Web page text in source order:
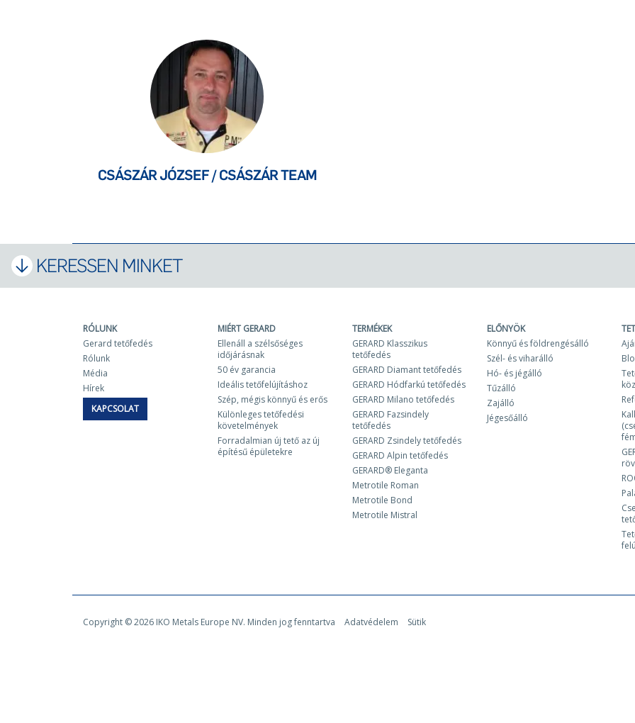
CSÁSZÁR JÓZSEF / CSÁSZÁR TEAM
KERESSEN MINKET
RÓLUNK
Gerard tetőfedés
Rólunk
Média
Hírek
KAPCSOLAT
MIÉRT GERARD
Ellenáll a szélsőséges
időjárásnak
50 év garancia
Ideális tetőfelújításhoz
Szép, mégis könnyű és erős
Különleges tetőfedési
követelmények
Forradalmian új tető az új
építésű épületekre
TERMÉKEK
GERARD Klasszikus
tetőfedés
GERARD Diamant tetőfedés
GERARD Hódfarkú tetőfedés
GERARD Milano tetőfedés
GERARD Fazsindely
tetőfedés
GERARD Zsindely tetőfedés
GERARD Alpin tetőfedés
GERARD® Eleganta
Metrotile Roman
Metrotile Bond
Metrotile Mistral
ELŐNYÖK
Könnyű és földrengésálló
Szél- és viharálló
Hó- és jégálló
Tűzálló
Zajálló
Jégesőálló
Copyright © 2026 IKO Metals Europe NV. Minden jog fenntartva Adatvédelem Sütik